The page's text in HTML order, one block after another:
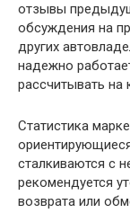
отзывы
обсуждения на
других
надежно
рассчитывать на
Статистика
сталкиваются с
рекомендуется
возврата или